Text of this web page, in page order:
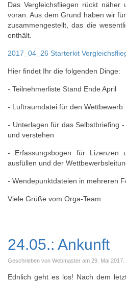
Das Vergleichsfliegen rückt näher
voran. Aus dem Grund haben wir
zusammengestellt, das die
enthält.
2017_04_26 Starterkit
Hier findet Ihr die folgenden Dinge:
- Teilnehmerliste Stand Ende April
- Luftraumdatei für den Wettbewerb
- Unterlagen für das Selbstbriefing
und verstehen
- Erfassungsbogen für Lizenzen
ausfüllen und der
- Wendepunktdateien in mehreren
Viele Grüße vom Orga-Team.
24.05.: Ankunft
Geschrieben von Webmaster am 29. Mai 2017
Ednlich geht es los! Nach dem